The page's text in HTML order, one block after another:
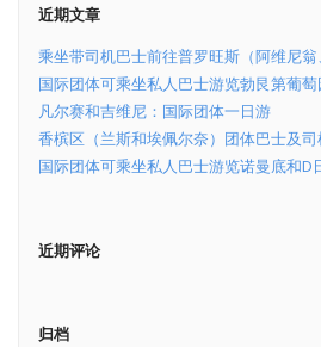
近期文章
乘坐带司机巴士前往普罗旺斯（阿维尼翁
国际团体可乘坐私人巴士游览勃艮第葡萄
凡尔赛和吉维尼：国际团体一日游
香槟区（兰斯和埃佩尔奈）团体巴士及司
国际团体可乘坐私人巴士游览诺曼底和D
近期评论
归档